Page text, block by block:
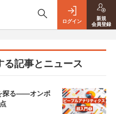
ログイン
新規
会員登録
る記事とニュース
探る——オンボ